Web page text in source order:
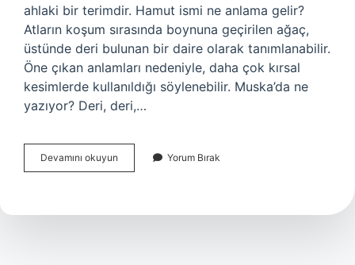
ahlaki bir terimdir. Hamut ismi ne anlama gelir?
Atların koşum sırasında boynuna geçirilen ağaç,
üstünde deri bulunan bir daire olarak tanımlanabilir.
Öne çıkan anlamları nedeniyle, daha çok kırsal
kesimlerde kullanıldığı söylenebilir. Muska’da ne
yazıyor? Deri, deri,…
Devamını okuyun Hamayil
Ne
Yorum Bırak